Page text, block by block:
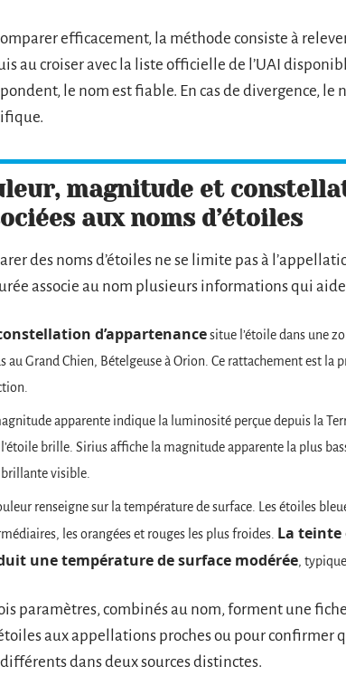
efficacement, la méthode consiste à
au croiser avec la liste officielle de l’UAI
le nom est fiable. En cas de divergence, le
magnitude et
aux noms d’étoiles
des noms d’étoiles ne se limite pas à
associe au nom plusieurs informations qui
d’appartenancesitue l’étoile dans une
au Grand Chien, Bételgeuse à Orion. Ce rattachement est la
apparente indique la luminosité perçue depuis la
brille. Sirius affiche la magnitude apparente la plus
visible.
renseigne sur la température de surface. Les étoiles
les orangées et rouges les plus froides. La teinte
une température de surface modérée,
paramètres, combinés au nom, forment une
aux appellations proches ou pour confirmer
dans deux sources distinctes.